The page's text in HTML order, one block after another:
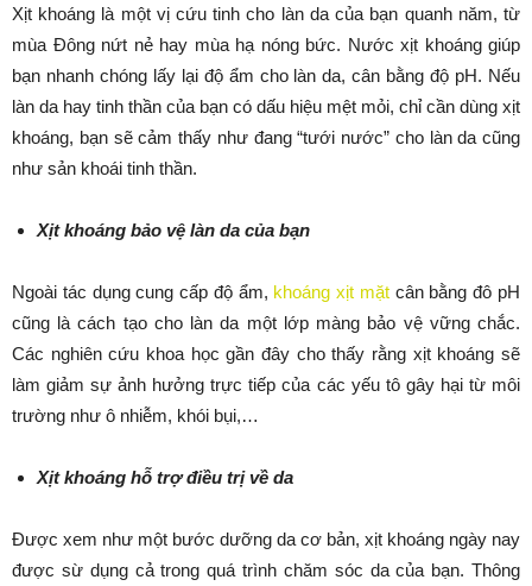
Xịt khoáng là một vị cứu tinh cho làn da của bạn quanh năm, từ
mùa Đông nứt nẻ hay mùa hạ nóng bức. Nước xịt khoáng giúp
bạn nhanh chóng lấy lại độ ẩm cho làn da, cân bằng độ pH. Nếu
làn da hay tinh thần của bạn có dấu hiệu mệt mỏi, chỉ cần dùng xịt
khoáng, bạn sẽ cảm thấy như đang “tưới nước” cho làn da cũng
như sản khoái tinh thần.
Xịt khoáng bảo vệ làn da của bạn
Ngoài tác dụng cung cấp độ ẩm, khoáng xịt mặtcân bằng đô pH
cũng là cách tạo cho làn da một lớp màng bảo vệ vững chắc.
Các nghiên cứu khoa học gần đây cho thấy rằng xịt khoáng sẽ
làm giảm sự ảnh hưởng trực tiếp của các yếu tô gây hại từ môi
trường như ô nhiễm, khói bụi,…
Xịt khoáng hỗ trợ điều trị về da
Được xem như một bước dưỡng da cơ bản, xịt khoáng ngày nay
được sừ dụng cả trong quá trình chăm sóc da của bạn. Thông